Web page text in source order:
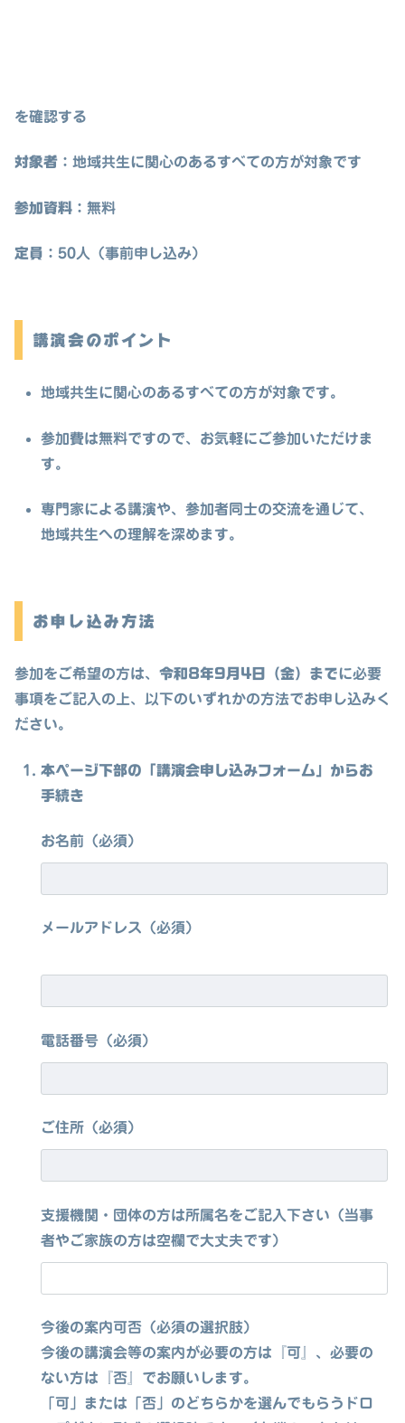
を確認する
対象者 ：地域共生に関心のあるすべての方が対象です
参加資料 ： 無料
定員 ：50人 （事前申し込み）
講演会のポイント
地域共生に関心のあるすべての方が対象です。
参加費は無料ですので、お気軽にご参加いただけま
す。
専門家による講演や、参加者同士の交流を通じて、
地域共生への理解を深めます。
お申し込み方法
参加をご希望の方は、 令和8年9月4日（金）までに必要
事項をご記入の上、以下のいずれかの方法でお申し込みく
ださい。
本ページ下部の「講演会申し込みフォーム」からお
手続き
お名前（必須）
メールアドレス（必須）
電話番号（必須）
ご住所（必須）
支援機関・団体の方は所属名をご記入下さい（当事
者やご家族の方は空欄で大丈夫です）
今後の案内可否（必須の選択肢）
今後の講演会等の案内が必要の方は『可』、必要の
ない方は『否』でお願いします。
「可」または「否」のどちらかを選んでもらうドロ